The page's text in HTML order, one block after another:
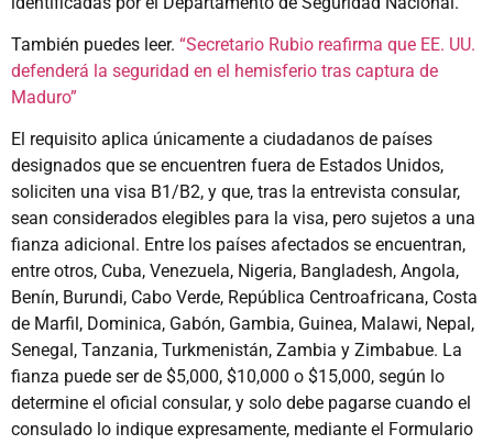
También puedes leer. “Secretario Rubio reafirma que EE. UU.
defenderá la seguridad en el hemisferio tras captura de
Maduro”
El requisito aplica únicamente a ciudadanos de países
designados que se encuentren fuera de Estados Unidos,
soliciten una visa B1/B2, y que, tras la entrevista consular,
sean considerados elegibles para la visa, pero sujetos a una
fianza adicional. Entre los países afectados se encuentran,
entre otros, Cuba, Venezuela, Nigeria, Bangladesh, Angola,
Benín, Burundi, Cabo Verde, República Centroafricana, Costa
de Marfil, Dominica, Gabón, Gambia, Guinea, Malawi, Nepal,
Senegal, Tanzania, Turkmenistán, Zambia y Zimbabue. La
fianza puede ser de $5,000, $10,000 o $15,000, según lo
determine el oficial consular, y solo debe pagarse cuando el
consulado lo indique expresamente, mediante el Formulario